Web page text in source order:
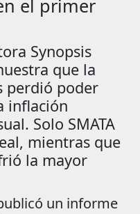
el primer
Synopsis
que la
perdió poder
inflación
Solo SMATA
mientras que
la mayor
un informe